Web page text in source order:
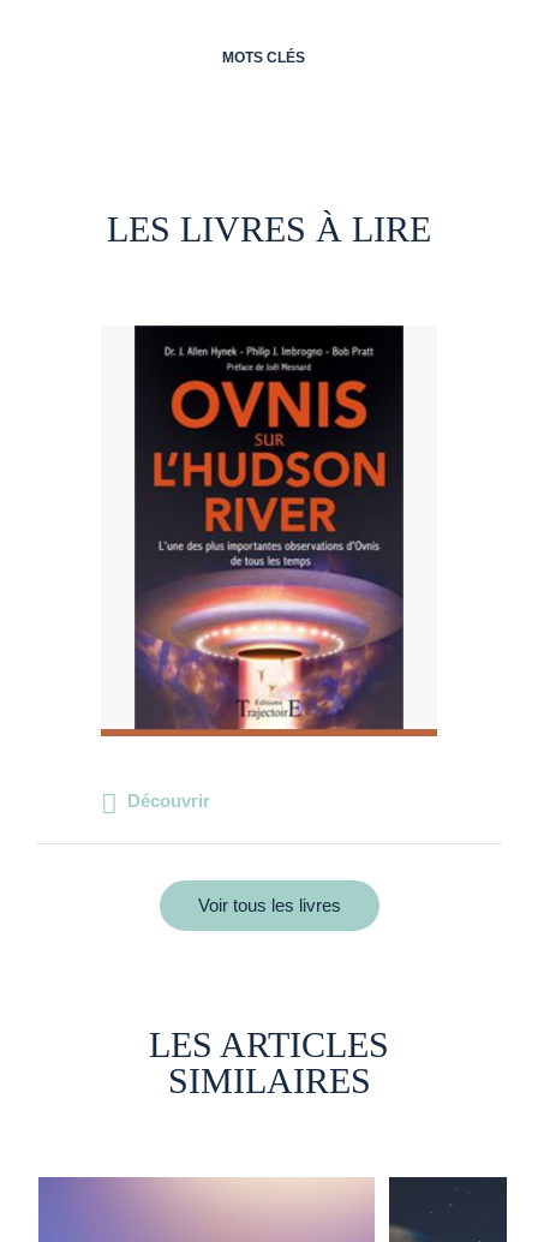
MOTS CLÉS
LES LIVRES À LIRE
Découvrir
Voir tous les livres
LES ARTICLES
SIMILAIRES